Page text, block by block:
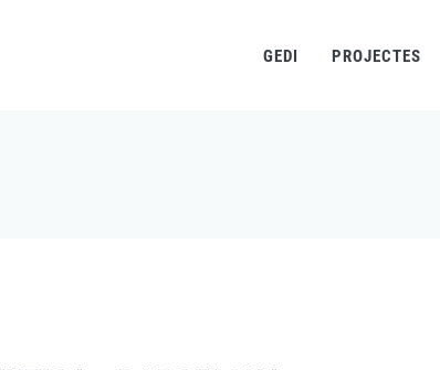
GEDI PROJECTES